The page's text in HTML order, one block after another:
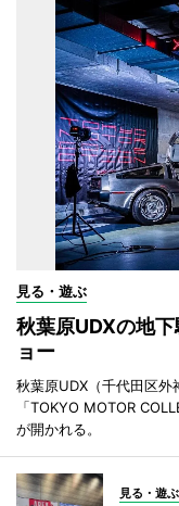
見る・遊ぶ
秋葉原UDXの地
ョー
秋葉原UDX（千代田区
「TOKYO MOTOR
が開かれる。
見る・遊ぶ